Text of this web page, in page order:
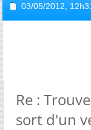
03/05/2012,
Re :
sort d'un